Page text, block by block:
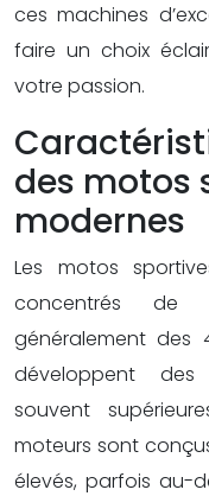
ces machines
faire un choix
votre passion.
des motos
modernes
Les motos
concentrés de
généralement des
développent des
souvent
moteurs sont
élevés, parfois au-